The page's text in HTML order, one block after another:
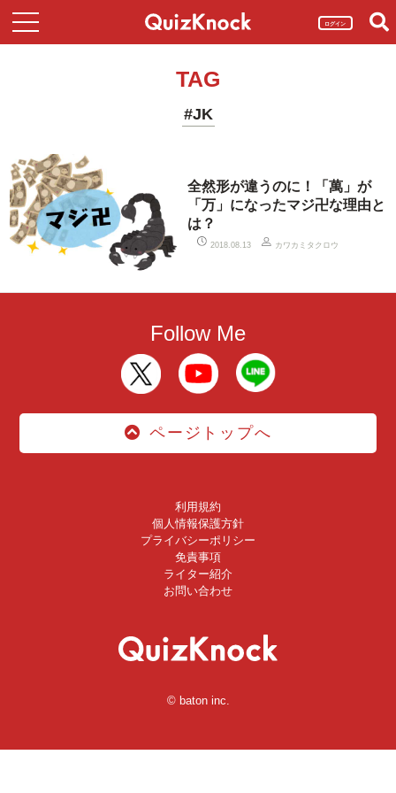
ログイン
TAG
#JK
全然形が違うのに！「萬」が
「万」になったマジ卍な理由と
は？
2018.08.13 カワカミタクロウ
Follow Me
ページトップへ
利用規約
個人情報保護方針
プライバシーポリシー
免責事項
ライター紹介
お問い合わせ
© baton inc.